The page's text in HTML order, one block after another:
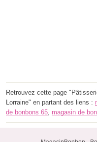
Retrouvez cette page
Lorraine" en partant des liens :
de bonbons 65, magasin de